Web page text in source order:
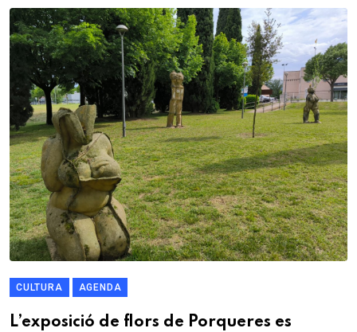
CULTURA AGENDA
L’exposició de flors de Porqueres es